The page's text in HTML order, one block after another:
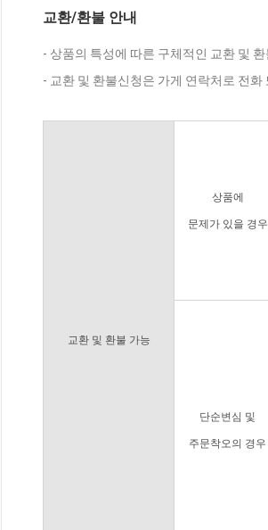
교환/환불 안내
- 상품의 특성에 따른 구체적인 교환 및
- 교환 및 환불신청은 가게 연락처로 전
교환 및 환불 가능
상품에
문제가 있을 경우
단순변심 및
주문착오의 경우